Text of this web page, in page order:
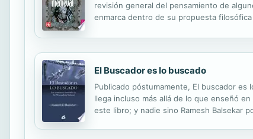
revisión general del pensamiento de
enmarca dentro de su propuesta
El Buscador es lo buscado
Publicado póstumamente, El buscador
llega incluso más allá de lo que enseñó
este libro; y nadie sino Ramesh Balsekar